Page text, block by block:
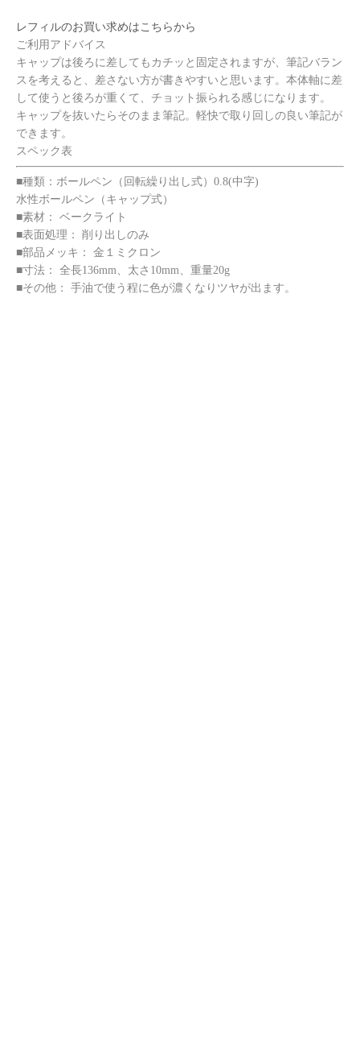
レフィルのお買い求めはこちらから
ご利用アドバイス
キャップは後ろに差してもカチッと固定されますが、筆記バラン
スを考えると、差さない方が書きやすいと思います。本体軸に差
して使うと後ろが重くて、チョット振られる感じになります。
キャップを抜いたらそのまま筆記。軽快で取り回しの良い筆記が
できます。
スペック表
■種類：ボールペン（回転繰り出し式）0.8(中字)
水性ボールペン（キャップ式）
■素材： ベークライト
■表面処理： 削り出しのみ
■部品メッキ： 金１ミクロン
■寸法： 全長136mm、太さ10mm、重量20g
■その他： 手油で使う程に色が濃くなりツヤが出ます。